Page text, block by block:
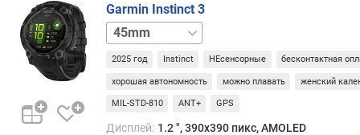
н
и
т
)
з
а
Garmin Instinct 3
50mm
2025 год Instinct НЕсенсорные бесконтактная
хорошая автономность можно плавать женский
MIL-STD-810 ANT+ GPS
Дисплей: 1.2 ", 390x390 пикс, AMOLED